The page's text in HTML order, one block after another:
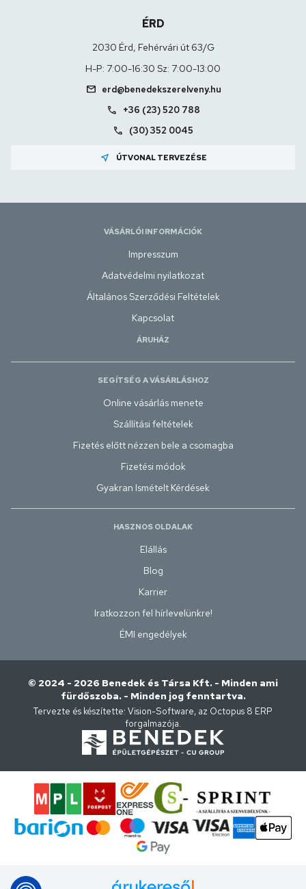
ÉRD
2030 Érd, Fehérvári út 63/G
H-P: 7:00-16:30 Sz: 7:00-13:00
mail erd@benedekszerelveny.hu
call +36 (23) 520 788
call (30) 352 0045
near_me ÚTVONAL TERVEZÉSE
VÁSÁRLÓI INFORMÁCIÓK
Impresszum
Adatvédelmi nyilatkozat
Általános Szerződési Feltételek
Kapcsolat
ÁRUHÁZ
SEGÍTSÉG A VÁSÁRLÁSHOZ
Online vásárlás menete
Szállítási feltételek
Fizetés előtt nézzen bele a csomagba
Fizetési módok
Gyakran Ismételt Kérdések
HASZNOS OLDALAK
Elállás
Blog
Karrier
Iratkozzon fel hírlevelünkre!
ÉMI engedélyek
© 2024 - 2026 Benedek és Társa Kft. - Minden ami
fürdőszoba. - Minden jog fenntartva.
Tervezte és készítette: Vision-Software, az Octopus 8 ERP
forgalmazója.